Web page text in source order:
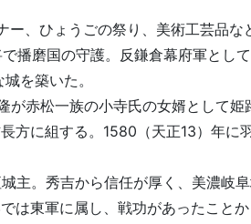
、ひょうごの祭り、美術工芸品な
播磨国の守護。反鎌倉幕府軍とし
を築いた。
赤松一族の小寺氏の女婿として
方に組する。1580（天正13）年に
主。秀吉から信任が厚く、美濃岐
は東軍に属し、戦功があったこと